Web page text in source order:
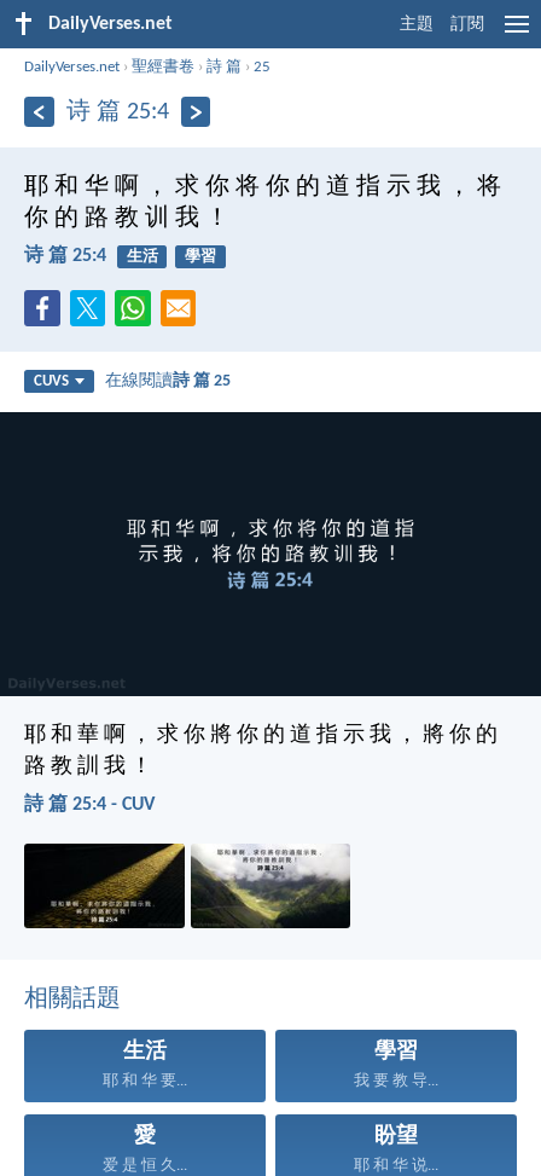
DailyVerses.net 主題 訂閱
DailyVerses.net ›聖經書卷 ›詩 篇 ›25
诗 篇 25:4
耶 和 华 啊 ， 求 你 将 你 的 道 指 示 我 ， 将
你 的 路 教 训 我 ！
诗 篇 25:4 生活 學習
CUVS 在線閱讀詩 篇 25
耶 和 華 啊 ， 求 你 將 你 的 道 指 示 我 ， 將 你 的
路 教 訓 我 ！
詩 篇 25:4 - CUV
相關話題
生活
耶 和 华 要...
學習
我 要 教 导...
愛
爱 是 恒 久...
盼望
耶 和 华 说...